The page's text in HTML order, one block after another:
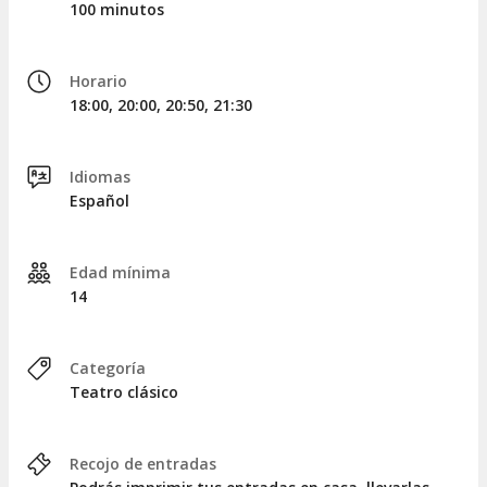
100 minutos
Horario
18:00, 20:00, 20:50, 21:30
Idiomas
Español
Edad mínima
14
Categoría
Teatro clásico
Recojo de entradas